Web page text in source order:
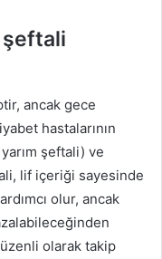
şeftali
ancak gece
hastalarının
şeftali) ve
lif içeriği sayesinde
olur, ancak
olarak takip